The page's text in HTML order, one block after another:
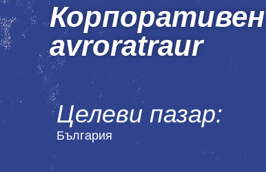
avroratraur
Целеви пазар:
България